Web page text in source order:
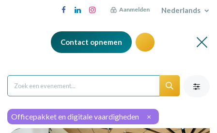
Aanmelden Nederlands
Contact opnemen
Officepakket en digitale vaardigheden ×